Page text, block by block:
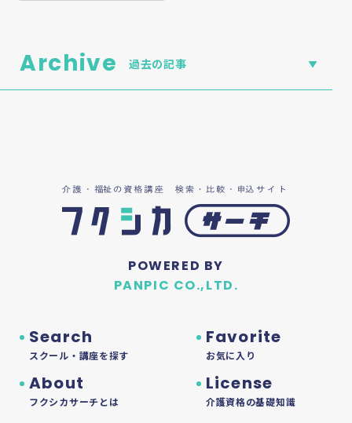
Archive 過去の記事
POWERED BY
PANPIC CO.,LTD.
Search
スクール・講座を探す
Favorite
お気に入り
About
フクシカサーチとは
License
介護資格の基礎知識